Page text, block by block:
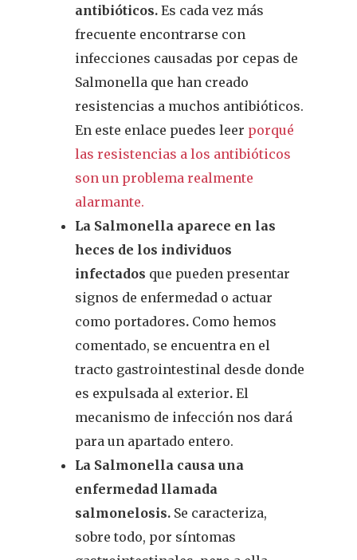
antibióticos.Es cada vez más
frecuente encontrarse con
infecciones causadas por cepas de
Salmonella que han creado
resistencias a muchos antibióticos.
En este enlace puedes leer porqué
las resistencias a los antibióticos
son un problema realmente
alarmante.
La Salmonella aparece en las
heces de los individuos
infectados que pueden presentar
signos de enfermedad o actuar
como portadores. Como hemos
comentado, se encuentra en el
tracto gastrointestinal desde donde
es expulsada al exterior.El
mecanismo de infección nos dará
para un apartado entero.
La Salmonella causa una
enfermedad llamada
salmonelosis. Se caracteriza,
sobre todo, por síntomas